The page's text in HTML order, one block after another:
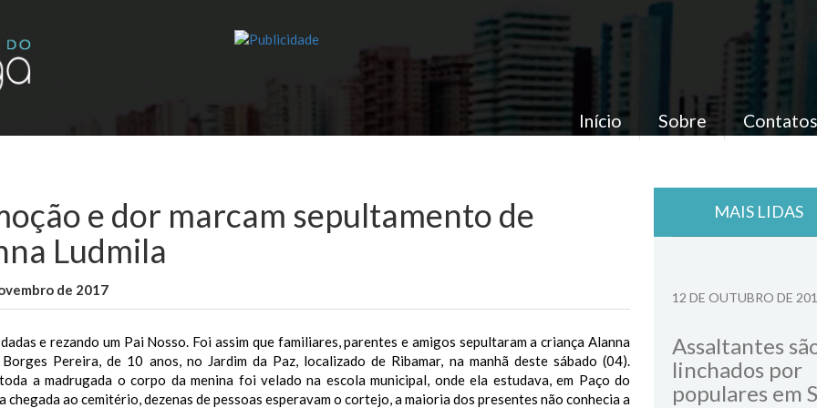
Início Sobre Contatos
e dor marcam sepultamento de
Ludmila
de 2017
e rezando um Pai Nosso. Foi assim que familiares, parentes e amigos sepultaram a criança Alanna
Pereira, de 10 anos, no Jardim da Paz, localizado de Ribamar, na manhã deste sábado (04).
a madrugada o corpo da menina foi velado na escola municipal, onde ela estudava, em Paço do
chegada ao cemitério, dezenas de pessoas esperavam o cortejo, a maioria dos presentes não conhecia a
MAIS LIDAS
12 DE OUTUBRO DE
Assaltantes
linchados por
populares em